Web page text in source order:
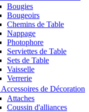
Bougies
Bougeoirs
Chemins de Table
Nappage
Photophore
Serviettes de Table
Sets de Table
Vaisselle
Verrerie
Accessoires de Décoration
Attaches
Coussin d'alliances